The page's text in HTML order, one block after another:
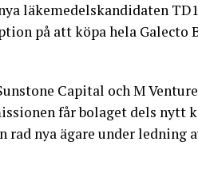
läkemedelskandidaten
på att köpa hela Galecto
Capital och M
får bolaget dels nytt
nya ägare under ledning